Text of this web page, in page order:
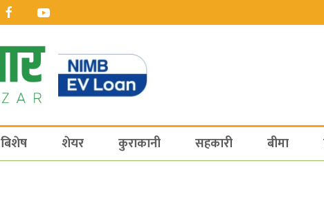
बिशेष शेयर कुराकानी सहकारी बीमा